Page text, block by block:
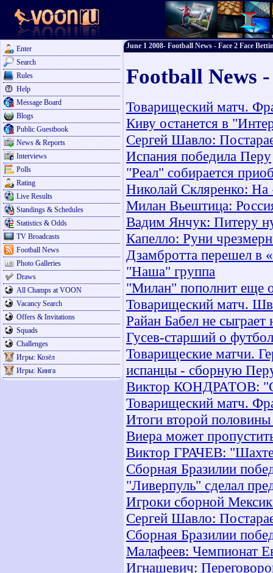
Enter
Search
Rules
Help
Message Board
Blogs
Public Guestbook
News & Reports
Interviews
Polls
Rating
Live Results
Standings & Schedules
Statistics & Odds
TV Broadcasts
Football News
Photo Galleries
Draws
All Champs at VOON
Vacancy Search
Offers & Invitations
Squads
Challenges
Игры: Козёл
Игры: Кинга
June 1 2008- Football News - Face 2 Face
Football News
Товарищеский матч.
Киву останется в
Сергей Шавло:
Испания победила Перу
"Реал" собирается
Николай Скляренко: На
Милан Вьештица:
Вадим Янчук: Питеру
Капелло: Руни
Дзамбротта перешел в
"Наша" группа
"Милан" пополнит еще
Товарищеский матч.
Райан Бабел не
Гусев-старший о
Товарищеские матчи.
испанцы - сборную
Виктор КОНДРАТОВ:
Товарищеский матч.
Итоги второй
Виера может
Виктор ГРАЧЕВ:
Сборная Бразилии
"Ливерпуль" сделал
Игроки сборной
Сергей Шавло:
Сборная Бразилии
Малафеев: Чемпионат
Игнашевич: